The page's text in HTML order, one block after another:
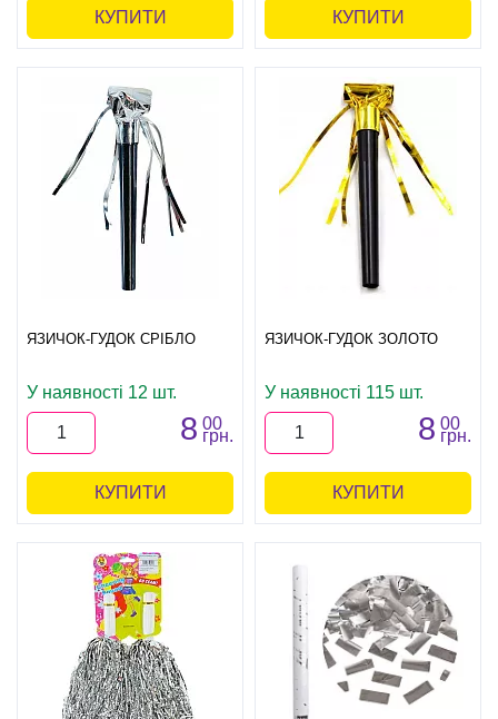
КУПИТИ КУПИТИ
ЯЗИЧОК-ГУДОК СРІБЛО
У наявності 12 шт.
8 00
грн.
КУПИТИ
ЯЗИЧОК-ГУДОК ЗОЛОТО
У наявності 115 шт.
8 00
грн.
КУПИТИ